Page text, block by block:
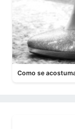
Como se